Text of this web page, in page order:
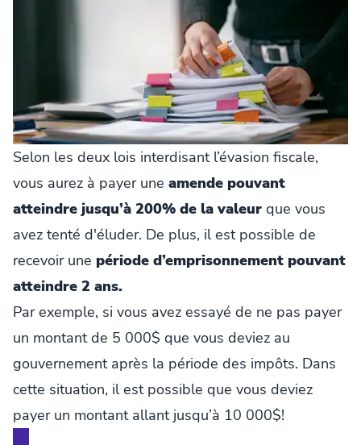
Selon les deux lois interdisant l’évasion fiscale,
vous aurez à payer une amende pouvant
atteindre jusqu’à 200% de la valeur que vous
avez tenté d'éluder. De plus, il est possible de
recevoir une période d’emprisonnement pouvant
atteindre 2 ans.
Par exemple, si vous avez essayé de ne pas payer
un montant de 5 000$ que vous deviez au
gouvernement après la période des impôts. Dans
cette situation, il est possible que vous deviez
payer un montant allant jusqu’à 10 000$!